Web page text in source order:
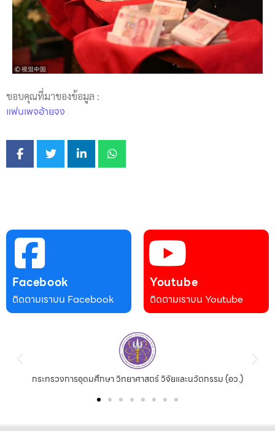
ขอบคุณที่มาของข้อมูล :
แฟนเพจอ้ายจง
Facebook
ติดตามเราบน Facebook
Youtube
ติดตามเราบน Youtube
กระทรวงการอุดมศึกษา วิทยาศาสตร์ วิจัยและนวัตกรรม (อว.)